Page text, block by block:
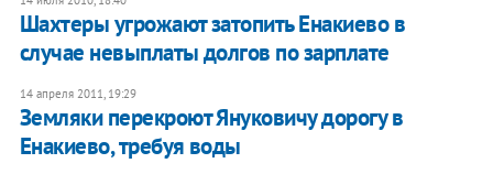
Шахтеры угрожают затопить Енакиево в
случае невыплаты долгов по зарплате
14 апреля 2011, 19:29
Земляки перекроют Януковичу дорогу в
Енакиево, требуя воды